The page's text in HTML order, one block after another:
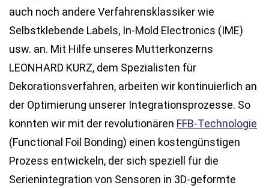
auch noch andere Verfahrensklassiker wie
Selbstklebende Labels, In-Mold Electronics (IME)
usw. an. Mit Hilfe unseres Mutterkonzerns
LEONHARD KURZ, dem Spezialisten für
Dekorationsverfahren, arbeiten wir kontinuierlich an
der Optimierung unserer Integrationsprozesse. So
konnten wir mit der revolutionären FFB-Technologie
(Functional Foil Bonding) einen kostengünstigen
Prozess entwickeln, der sich speziell für die
Serienintegration von Sensoren in 3D-geformte